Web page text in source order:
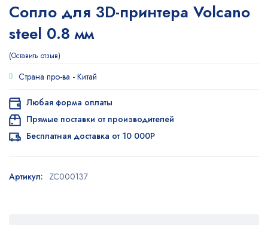
Сопло для 3D-принтера Volcano
steel 0.8 мм
Оставить отзыв
Страна про-ва - Китай
Любая форма оплаты
Прямые поставки от производителей
Бесплатная доставка от 10 000Р
Артикул: ZC000137